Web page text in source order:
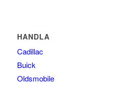
HANDLA
Cadillac
Buick
Oldsmobile